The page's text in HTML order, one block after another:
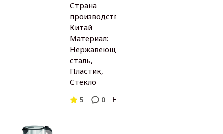
Страна
производства:
Китай
Материал:
Нержавеющая
сталь,
Пластик,
Стекло
5 0 Hyundai